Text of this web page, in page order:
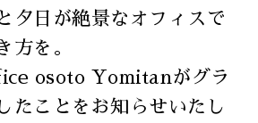
夕日が絶景なオフィスで
方を。
osoto Yomitanがグラ
たことをお知らせいたし